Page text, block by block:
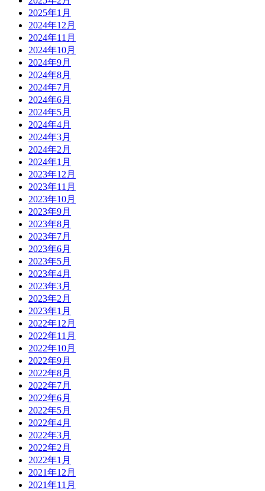
2025年1月
2024年12月
2024年11月
2024年10月
2024年9月
2024年8月
2024年7月
2024年6月
2024年5月
2024年4月
2024年3月
2024年2月
2024年1月
2023年12月
2023年11月
2023年10月
2023年9月
2023年8月
2023年7月
2023年6月
2023年5月
2023年4月
2023年3月
2023年2月
2023年1月
2022年12月
2022年11月
2022年10月
2022年9月
2022年8月
2022年7月
2022年6月
2022年5月
2022年4月
2022年3月
2022年2月
2022年1月
2021年12月
2021年11月